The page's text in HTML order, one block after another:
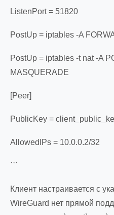
ListenPort = 51820
PostUp = iptables -A
PostUp = iptables -t nat -A
MASQUERADE
[Peer]
PublicKey =
AllowedIPs = 10.0.0.2/32
```
Клиент настраивается с
WireGuard нет прямой